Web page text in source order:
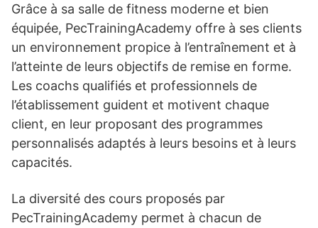
Grâce à sa salle de fitness moderne et bien
équipée, PecTrainingAcademy offre à ses clients
un environnement propice à l’entraînement et à
l’atteinte de leurs objectifs de remise en forme.
Les coachs qualifiés et professionnels de
l’établissement guident et motivent chaque
client, en leur proposant des programmes
personnalisés adaptés à leurs besoins et à leurs
capacités.
La diversité des cours proposés par
PecTrainingAcademy permet à chacun de